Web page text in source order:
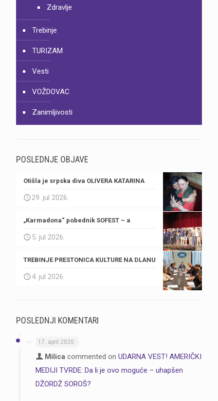
Zdravlje
Trebinje
TURIZAM
Vesti
VOŽDOVAC
Zanimljivosti
POSLEDNJE OBJAVE
Otišla je srpska diva OLIVERA KATARINA
29. jul 2026.
„Karmadona“ pobednik SOFEST – a
5. jul 2026.
TREBINJE PRESTONICA KULTURE NA DLANU
4. jul 2026.
POSLEDNJI KOMENTARI
17. april 2020.
Milica commented on UDARNA VEST! AMERIČKI
MEDIJI TVRDE: Da li je ovo moguće – uhapšen
DŽORDŽ SOROŠ?